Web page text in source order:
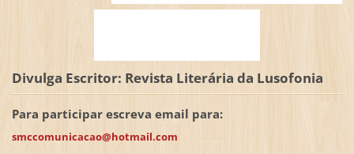
Divulga Escritor: Revista Literária da Lusofonia
Para participar escreva email para:
smccomunicacao@hotmail.com